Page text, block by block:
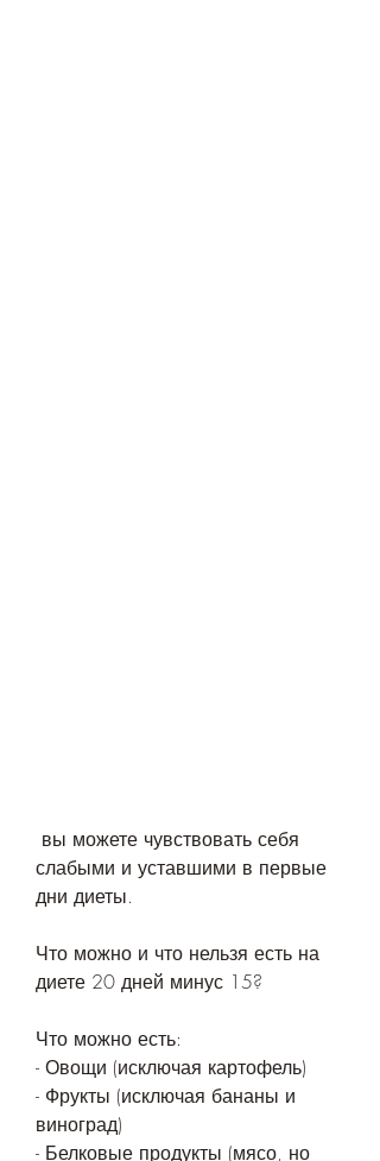
слабыми и уставшими в первые
дни диеты.
Что можно и что нельзя есть на
диете 20 дней минус 15?
Что можно есть:
- Овощи (исключая картофель)
- Фрукты (исключая бананы и
виноград)
- Белковые продукты (мясо, но